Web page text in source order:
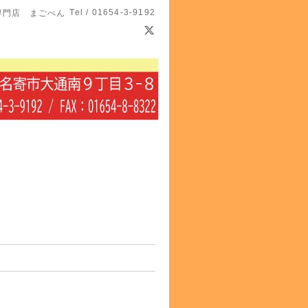
門店 まごべん Tel / 01654-3-9192